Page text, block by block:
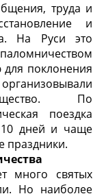
труда и
и
На Руси это
поклонения
По
поездка
дней и чаще
праздники.
много святых
Но наиболее